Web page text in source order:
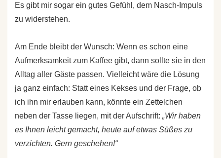
Es gibt mir sogar ein gutes Gefühl, dem Nasch-Impuls
zu widerstehen.
Am Ende bleibt der Wunsch: Wenn es schon eine
Aufmerksamkeit zum Kaffee gibt, dann sollte sie in den
Alltag aller Gäste passen. Vielleicht wäre die Lösung
ja ganz einfach: Statt eines Kekses und der Frage, ob
ich ihn mir erlauben kann, könnte ein Zettelchen
neben der Tasse liegen, mit der Aufschrift: „Wir haben
es Ihnen leicht gemacht, heute auf etwas Süßes zu
verzichten. Gern geschehen!“